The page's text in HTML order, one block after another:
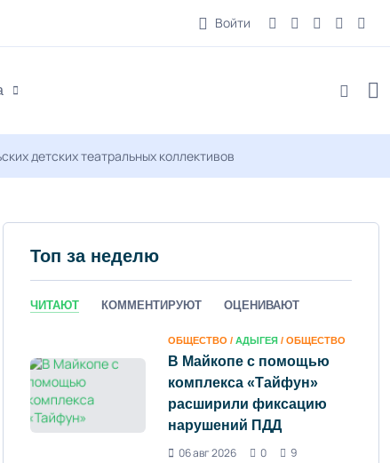
Войти
детских театральных коллективов
Топ за неделю
ЧИТАЮТ КОММЕНТИРУЮТ ОЦЕНИВАЮТ
ОБЩЕСТВО / АДЫГЕЯ / ОБЩЕСТВО
В Майкопе с помощью
комплекса «Тайфун»
расширили фиксацию
нарушений ПДД
06 авг 2026
0 9